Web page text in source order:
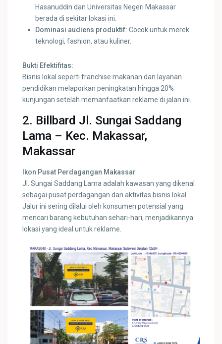
Hasanuddin dan Universitas Negeri Makassar
berada di sekitar lokasi ini.
Dominasi audiens produktif: Cocok untuk merek
teknologi, fashion, atau kuliner.
Bukti Efektifitas:
Bisnis lokal seperti franchise makanan dan layanan
pendidikan melaporkan peningkatan hingga 20%
kunjungan setelah memanfaatkan reklame di jalan ini.
2. Billbard Jl. Sungai Saddang
Lama – Kec. Makassar,
Makassar
Ikon Pusat Perdagangan Makassar
Jl. Sungai Saddang Lama adalah kawasan yang dikenal
sebagai pusat perdagangan dan aktivitas bisnis lokal.
Jalur ini sering dilalui oleh konsumen potensial yang
mencari barang kebutuhan sehari-hari, menjadikannya
lokasi yang ideal untuk reklame.